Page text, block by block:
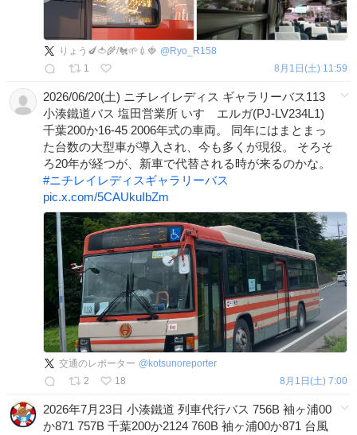
りょう🍆🍅🌾/🐔🌱💉🍓 @ Ryo_R158
1
8月1日(土) 11:59
2026/06/20(土) ニチレイレディス ギャラリーバス113
小湊鐵道バス 塩田営業所 いすゞエルガ(PJ-LV234L1)
千葉200か16-45 2006年式の車両。 同年にはまとまっ
た台数の大型車が導入され、今も多くが現役。 そろそ
ろ20年が経つが、新車で代替される時が来るのかな。
#ニチレイレディスギャラリーバス
pic.x.com/5CAUkuIbZm
交通のレポーター @ kotsunoreporter
2
18 8月1日(土) 7:00
2026年7月23日 小湊鐵道 列車代行バス 756B 袖ヶ浦00
か871 757B 千葉200か2124 760B 袖ヶ浦00か871 台風